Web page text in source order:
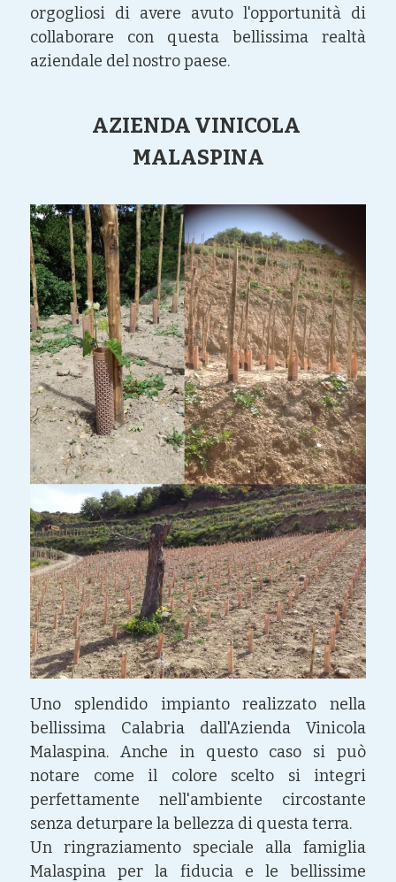
orgogliosi di avere avuto l'opportunità di
collaborare con questa bellissima realtà
aziendale del nostro paese.
AZIENDA VINICOLA
MALASPINA
Uno splendido impianto realizzato nella
bellissima Calabria dall'Azienda Vinicola
Malaspina. Anche in questo caso si può
notare come il colore scelto si integri
perfettamente nell'ambiente circostante
senza deturpare la bellezza di questa terra.
Un ringraziamento speciale alla famiglia
Malaspina per la fiducia e le bellissime